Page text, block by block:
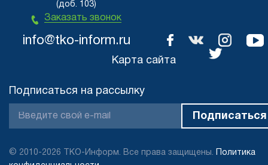
Подписаться на рассылку
Карта сайта
(доб. 103)
Заказать звонок
info@tko-inform.ru
© 2010-2026 ТКО-Информ. Все права защищены.
Политика